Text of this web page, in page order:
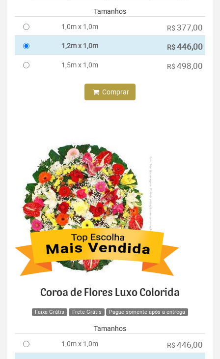
Tamanhos
1,0m x 1,0m
R$ 377,00
1,2m x 1,0m R$446,00
1,5m x 1,0m R$ 498,00
Comprar
Coroa de Flores Luxo Colorida
Faixa Grátis Frete Grátis Pague somente após a entrega
Tamanhos
1,0m x 1,0m
R$ 446,00